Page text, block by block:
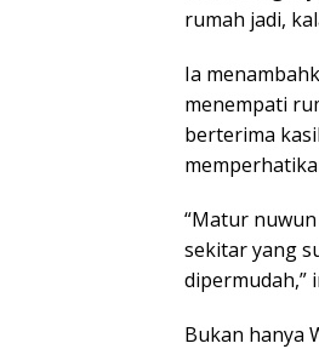
rumah jadi,
Ia
menempati
berterima
“Matur
sekitar yang
dipermudah,”
Bukan hanya